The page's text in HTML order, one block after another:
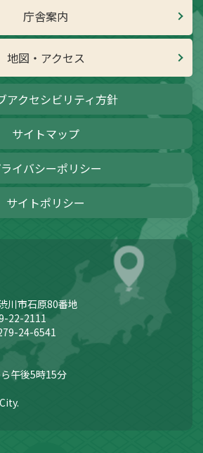
庁舎案内
地図・アクセス
アクセシビリティ方針
サイトマップ
イバシーポリシー
サイトポリシー
川市石原80番地
22-2111
24-6541
午後5時15分